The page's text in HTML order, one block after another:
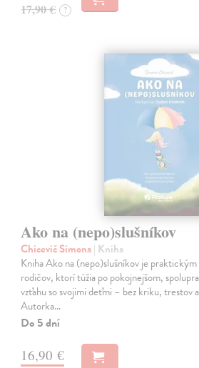
17,90 € ?
Ako na (nepo)slušníkov
Chicevič Simona| Kniha
Kniha Ako na (nepo)slušníkov je
rodičov, ktorí túžia po pokojnejšom,
vzťahu so svojimi deťmi – bez kriku, trestov
Autorka…
Do 5 dní
16,90 €